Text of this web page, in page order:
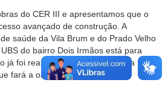
do CER III e apresentamos que o
avançado de construção. A
saúde da Vila Brum e do Prado Velho
do bairro Dois Irmãos está para
já foi realizada e está pendente a
fará a obra”, detalha.